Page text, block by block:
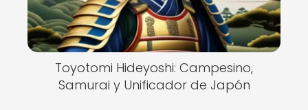
Toyotomi Hideyoshi: Campesino,
Samurai y Unificador de Japón